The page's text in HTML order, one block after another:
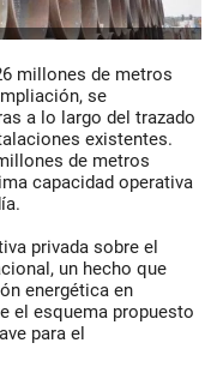
millones de metros
se
a lo largo del trazado
existentes.
de metros
capacidad operativa
privada sobre el
un hecho que
energética en
el esquema propuesto
para el